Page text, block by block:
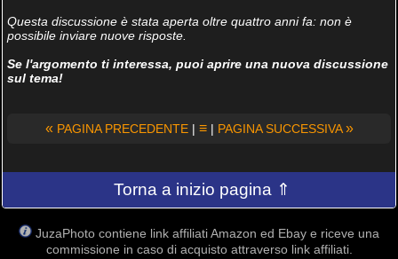
Questa discussione è stata aperta oltre quattro anni fa: non è
possibile inviare nuove risposte.
Se l'argomento ti interessa, puoi aprire una nuova discussione
sul tema!
« PAGINA PRECEDENTE| ≡| PAGINA SUCCESSIVA»
Torna a inizio pagina ⇑
JuzaPhoto contiene link affiliati Amazon ed Ebay e riceve una
commissione in caso di acquisto attraverso link affiliati.